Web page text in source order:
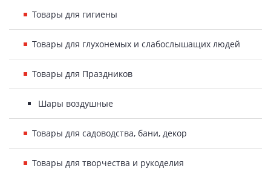
Товары для гигиены
Товары для глухонемых и слабослышащих людей
Товары для Праздников
Шары воздушные
Товары для садоводства, бани, декор
Товары для творчества и рукоделия